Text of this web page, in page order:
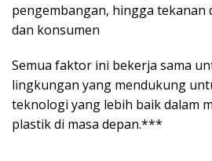
pengembangan, hingga tekanan
dan konsumen
Semua faktor ini bekerja sama
lingkungan yang mendukung
teknologi yang lebih baik dalam
plastik di masa depan.***